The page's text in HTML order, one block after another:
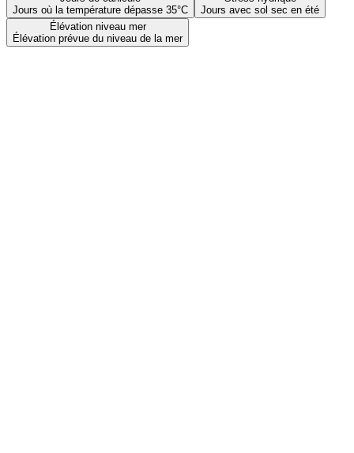
Jours où la température dépasse 35°C
Jours avec sol sec en été
Élévation niveau mer
Élévation prévue du niveau de la mer